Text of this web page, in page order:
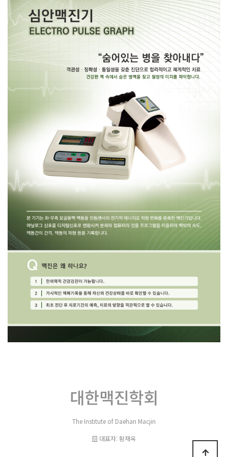
대한맥진학회
The Institute of Daehan Macjin
대표자: 황재옥